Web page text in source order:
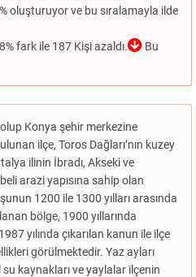
oluşturuyor ve bu sıralamayla ilde
fark ile 187 Kişi azaldı.
Bu
Konya şehir merkezine
ilçe, Toros Dağları’nın kuzey
ilinin İbradı, Akseki ve
arazi yapısına sahip olan
1200 ile 1300 yılları arasında
bölge, 1900 yıllarında
yılında çıkarılan kanun ile ilçe
görülmektedir. Yaz ayları
su kaynakları ve yaylalar ilçenin